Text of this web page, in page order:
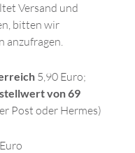
Versand und
bitten wir
anzufragen.
5,90 Euro;
von 69
Post oder Hermes)